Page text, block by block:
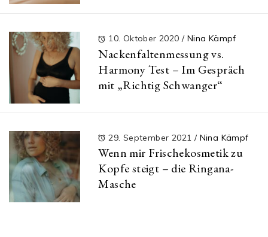
10. Oktober 2020 / Nina Kämpf
Nackenfaltenmessung vs.
Harmony Test – Im Gespräch
mit „Richtig Schwanger“
29. September 2021 / Nina Kämpf
Wenn mir Frischekosmetik zu
Kopfe steigt – die Ringana-
Masche